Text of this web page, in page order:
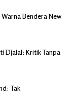
Bendera New
Djalal: Kritik Tanpa
Tak